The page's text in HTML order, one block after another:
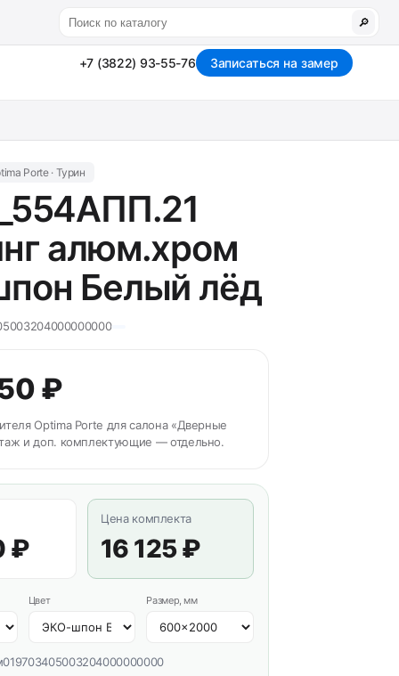
🔎
+7 (3822) 93-55-76 Записаться на замер
Porte · Турин
алюм.хром
Белый лёд
₽
Optima Porte для салона «Дверные
и доп. комплектующие — отдельно.
₽
Цена комплекта
16 125 ₽
Цвет Размер, мм